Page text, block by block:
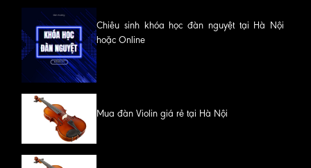
Chiêu sinh khóa học đàn nguyệt tại Hà Nội
hoặc Online
Mua đàn Violin giá rẻ tại Hà Nội